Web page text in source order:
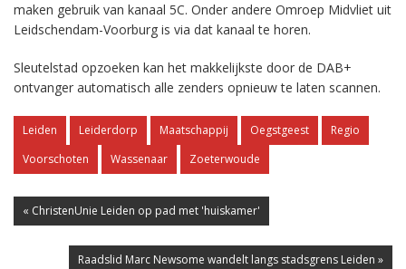
maken gebruik van kanaal 5C. Onder andere Omroep Midvliet uit
Leidschendam-Voorburg is via dat kanaal te horen.
Sleutelstad opzoeken kan het makkelijkste door de DAB+
ontvanger automatisch alle zenders opnieuw te laten scannen.
Leiden Leiderdorp Maatschappij Oegstgeest
Regio
Voorschoten
Wassenaar Zoeterwoude
« ChristenUnie Leiden op pad met 'huiskamer'
Raadslid Marc Newsome wandelt langs stadsgrens Leiden »